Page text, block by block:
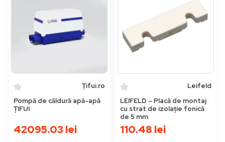
Țifui.ro
Pompă de căldură apă-apă
ȚIFUI
42095.03lei
Leifeld
LEIFELD – Placă de montaj
cu strat de izolație fonică
de 5 mm
110.48 lei